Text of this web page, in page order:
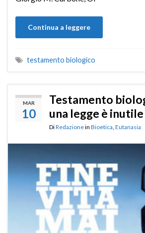
Continua a leggere
testamento biologico
MAR
10
Testamento
una legge è inutile
DiRedazionein Bioetica, Eutanasia